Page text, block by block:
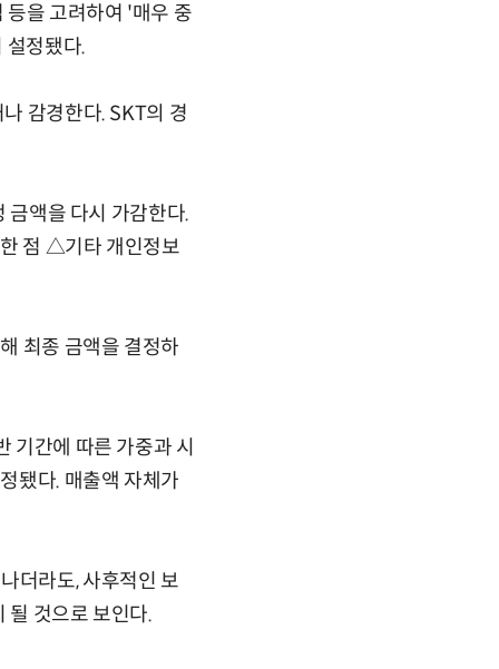
을 고려하여 '매우 중
설정됐다.
감경한다. SKT의 경
금액을 다시 가감한다.
점 △기타 개인정보
최종 금액을 결정하
기간에 따른 가중과 시
됐다. 매출액 자체가
더라도, 사후적인 보
될 것으로 보인다.